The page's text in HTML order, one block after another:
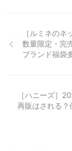
［ルミネの
数量限定・完
ブランド福袋
［ハニーズ］
再販はされる？